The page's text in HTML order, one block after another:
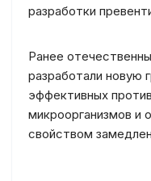
разработки
Ранее
разработали новую
эффективных
микроорганизмов и
свойством